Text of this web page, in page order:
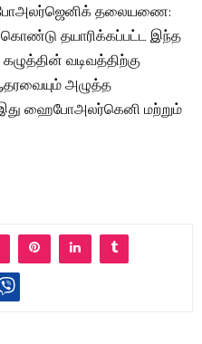
தலையணை:
தயாரிக்கப்பட்ட இந்த
வடிவத்திற்கு
அழுத்த
இது ஹைபோஅலர்கெனி மற்றும்